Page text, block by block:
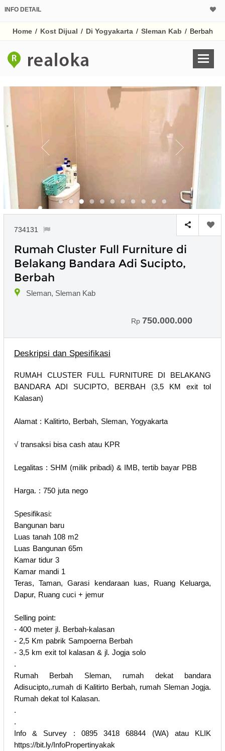
INFO DETAIL
Home / Kost Dijual / Di Yogyakarta / Sleman Kab / Berbah
734131
Rumah Cluster Full Furniture di
Belakang Bandara Adi Sucipto,
Berbah
Sleman, Sleman Kab
Rp 750.000.000
Deskripsi dan Spesifikasi
RUMAH CLUSTER FULL FURNITURE DI BELAKANG
BANDARA ADI SUCIPTO, BERBAH (3,5 KM exit tol
Kalasan)
Alamat : Kalitirto, Berbah, Sleman, Yogyakarta
√ transaksi bisa cash atau KPR
Legalitas : SHM (milik pribadi) & IMB, tertib bayar PBB
Harga. : 750 juta nego
Spesifikasi:
Bangunan baru
Luas tanah 108 m2
Luas Bangunan 65m
Kamar tidur 3
Kamar mandi 1
Teras, Taman, Garasi kendaraan luas, Ruang Keluarga,
Dapur, Ruang cuci + jemur
Selling point:
- 400 meter jl. Berbah-kalasan
- 2,5 Km pabrik Sampoerna Berbah
- 3,5 km exit tol kalasan & jl. Jogja solo
.
Rumah Berbah Sleman, rumah dekat bandara
Adisucipto,.rumah di Kalitirto Berbah, rumah Sleman Jogja.
Rumah dekat tol Kalasan.
.
.
Info & Survey : 0895 3418 68844 (WA) atau KLIK
https://bit.ly/InfoPropertinyakak